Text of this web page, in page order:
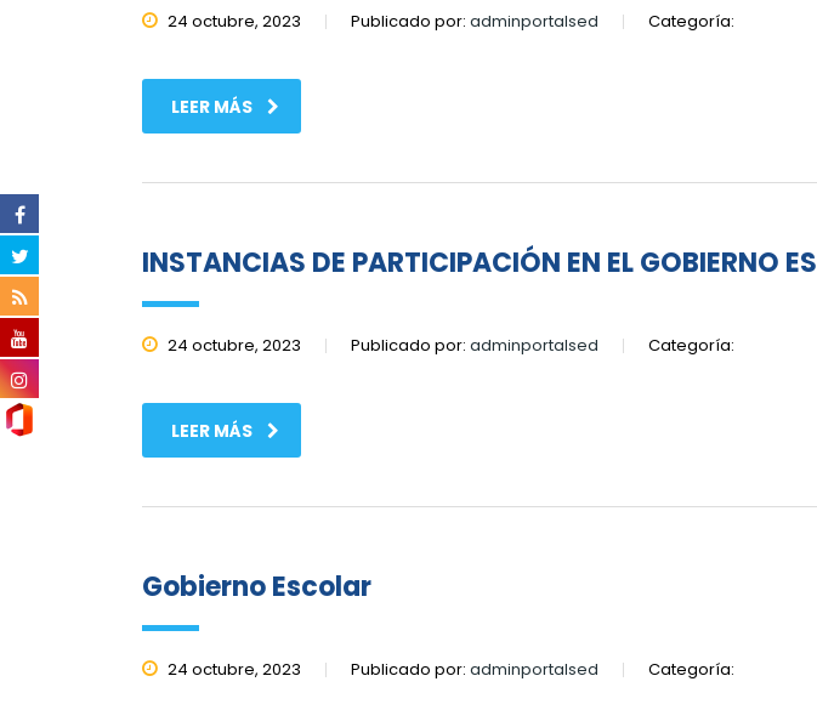
24 octubre, 2023 Publicado por: adminportalsed Categoría:
LEER MÁS
INSTANCIAS DE PARTICIPACIÓN EN EL GOBIERNO
24 octubre, 2023 Publicado por: adminportalsed Categoría:
LEER MÁS
Gobierno Escolar
24 octubre, 2023 Publicado por: adminportalsed Categoría: